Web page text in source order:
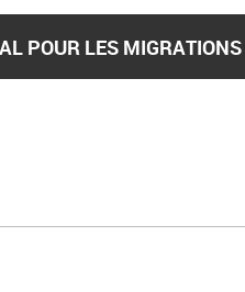
POUR LES MIGRATIONS